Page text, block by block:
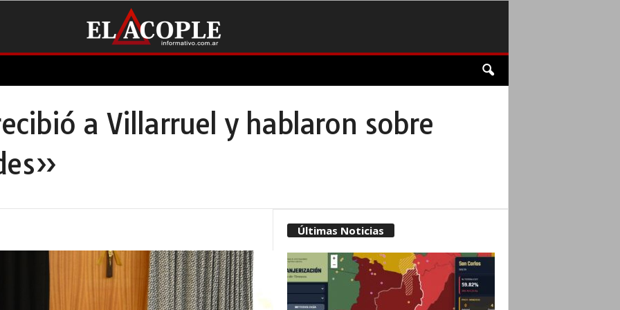
a Villarruel y hablaron sobre
Últimas Noticias